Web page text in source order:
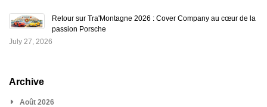
Retour sur Tra'Montagne 2026 : Cover Company au cœur de la
passion Porsche
July 27, 2026
Archive
Août 2026